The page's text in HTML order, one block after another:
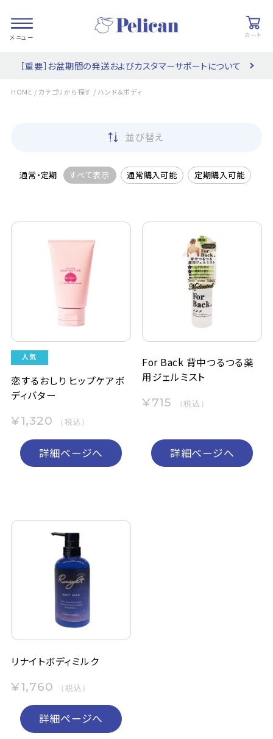
カート
PRODUCTS/ 商品を探す
COLLECTIONS/ ブランド一覧
定期購入
お問い合わせ
ペリカン石鹸について
よくあるご質問
利用規約
［重要］お盆期間の発送およびカスタマーサポートについて
HOME / カテゴリから探す / ハンド＆ボディ
並び替え
通常・定期 すべて表示 通常購入可能 定期購入可能
恋するおしり ヒップケアボ
ディバター
¥1,320 （税込）
詳細ページへ
For Back 背中つるつる薬
用ジェルミスト
¥715 （税込）
詳細ページへ
リナイトボディミルク
¥1,760 （税込）
詳細ページへ